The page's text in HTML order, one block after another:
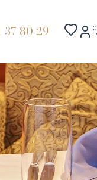
37 80 29